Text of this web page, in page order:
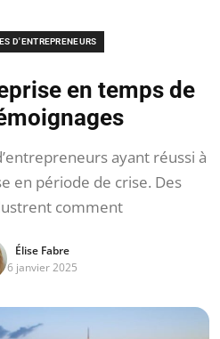
D'ENTREPRENEURS
en temps de
ayant réussi à
en période de crise. Des
comment
Élise Fabre
6 janvier 2025